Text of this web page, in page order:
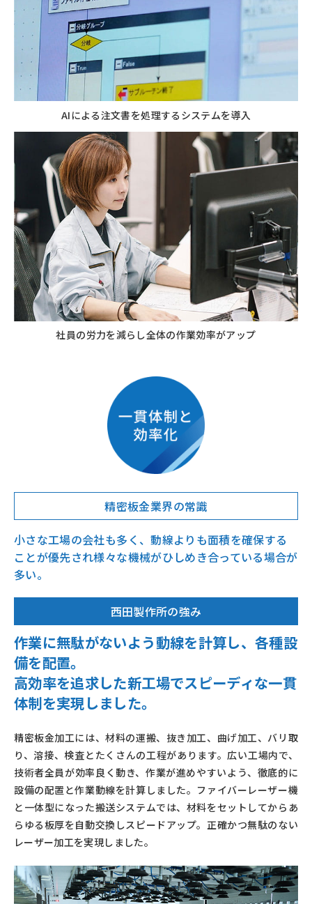
AIによる注文書を処理するシステムを導入
社員の労力を減らし全体の作業効率がアップ
精密板金業界の常識
小さな工場の会社も多く、動線よりも面積を確保する
ことが優先され様々な機械がひしめき合っている場合が
多い。
西田製作所の強み
作業に無駄がないよう動線を計算し、各種設
備を配置。
高効率を追求した新工場でスピーディな一貫
体制を実現しました。
精密板金加工には、材料の運搬、抜き加工、曲げ加工、バリ取
り、溶接、検査とたくさんの工程があります。広い工場内で、
技術者全員が効率良く動き、作業が進めやすいよう、徹底的に
設備の配置と作業動線を計算しました。ファイバーレーザー機
と一体型になった搬送システムでは、材料をセットしてからあ
らゆる板厚を自動交換しスピードアップ。正確かつ無駄のない
レーザー加工を実現しました。